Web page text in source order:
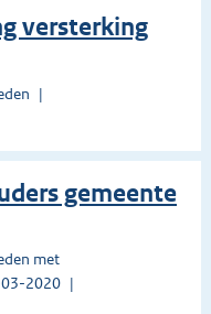
versterking
gemeente
met
2020